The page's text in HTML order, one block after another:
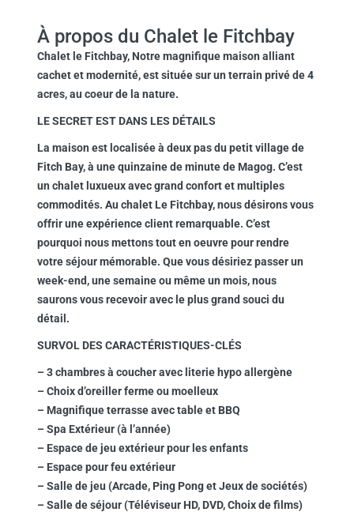
À propos du Chalet le Fitchbay
Chalet le Fitchbay, Notre magnifique maison alliant
cachet et modernité, est située sur un terrain privé de 4
acres, au coeur de la nature.
LE SECRET EST DANS LES DÉTAILS
La maison est localisée à deux pas du petit village de
Fitch Bay, à une quinzaine de minute de Magog. C’est
un chalet luxueux avec grand confort et multiples
commodités. Au chalet Le Fitchbay, nous désirons vous
offrir une expérience client remarquable. C’est
pourquoi nous mettons tout en oeuvre pour rendre
votre séjour mémorable. Que vous désiriez passer un
week-end, une semaine ou même un mois, nous
saurons vous recevoir avec le plus grand souci du
détail.
SURVOL DES CARACTÉRISTIQUES-CLÉS
– 3 chambres à coucher avec literie hypo allergène
– Choix d’oreiller ferme ou moelleux
– Magnifique terrasse avec table et BBQ
– Spa Extérieur (à l’année)
– Espace de jeu extérieur pour les enfants
– Espace pour feu extérieur
– Salle de jeu (Arcade, Ping Pong et Jeux de sociétés)
– Salle de séjour (Téléviseur HD, DVD, Choix de films)